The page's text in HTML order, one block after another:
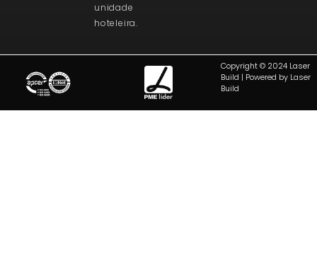
unidade
hoteleira.
Copyright © 2024 Laser
Build | Powered by Laser
Build